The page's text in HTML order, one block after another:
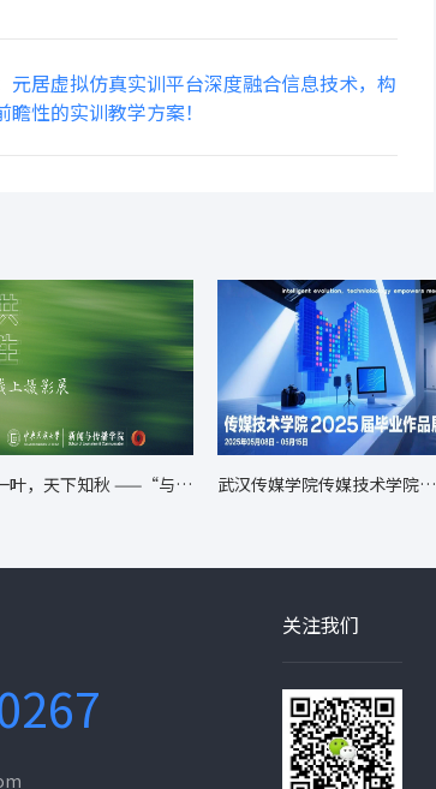
元居虚拟仿真实训平台深度融合信息技术，构
瞻性的实训教学方案！
叶，天下知秋 ——“与自
武汉传媒学院传媒技术学院毕
关注我们